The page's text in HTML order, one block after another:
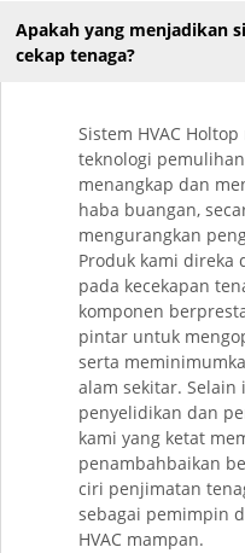
Apakah yang menjadikan
cekap tenaga?
Sistem HVAC
teknologi
menangkap dan
haba buangan,
mengurangkan
Produk kami direka
pada kecekapan
komponen
pintar untuk
serta
alam sekitar. Selain
penyelidikan dan
kami yang ketat
penambahbaikan
ciri penjimatan
sebagai pemimpin
HVAC mampan.